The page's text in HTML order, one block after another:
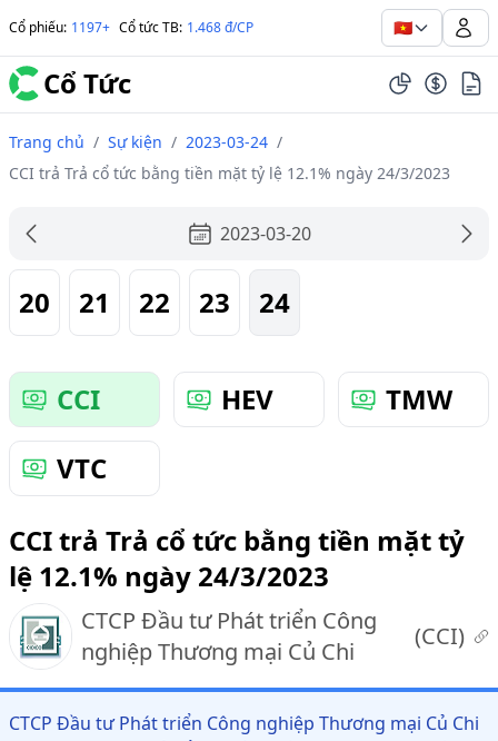
Cổ phiếu: 1197+ Cổ tức TB: 1.468 đ/CP 🇻🇳
Cổ Tức
Trang chủ / Sự kiện / 2023-03-24 /
CCI trả Trả cổ tức bằng tiền mặt tỷ lệ 12.1% ngày 24/3/2023
2023-03-20
20 21 22 23 24
CCI HEV
TMW
VTC
CCI trả Trả cổ tức bằng tiền mặt tỷ
lệ 12.1% ngày 24/3/2023
CTCP Đầu tư Phát triển Công
nghiệp Thương mại Củ Chi
(CCI)
CTCP Đầu tư Phát triển Công nghiệp Thương mại Củ Chi